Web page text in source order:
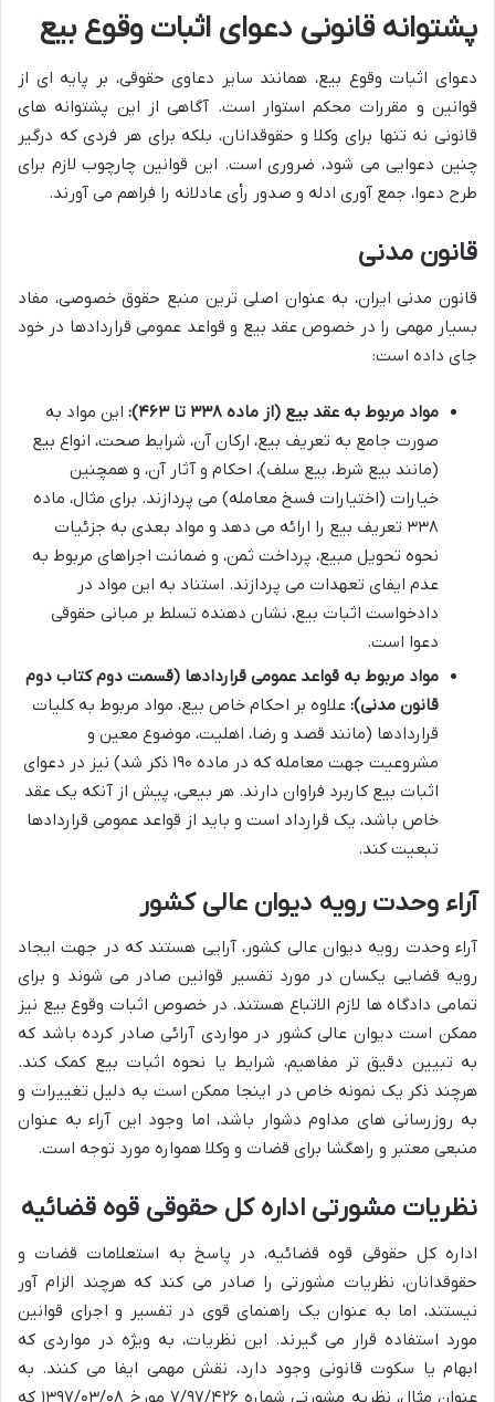
پشتوانه قانونی دعوای اثبات وقوع بیع
دعوای اثبات وقوع بیع، همانند سایر دعاوی حقوقی، بر پایه ای از
قوانین و مقررات محکم استوار است. آگاهی از این پشتوانه های
قانونی نه تنها برای وکلا و حقوقدانان، بلکه برای هر فردی که درگیر
چنین دعوایی می شود، ضروری است. این قوانین چارچوب لازم برای
طرح دعوا، جمع آوری ادله و صدور رأی عادلانه را فراهم می آورند.
قانون مدنی
قانون مدنی ایران، به عنوان اصلی ترین منبع حقوق خصوصی، مفاد
بسیار مهمی را در خصوص عقد بیع و قواعد عمومی قراردادها در خود
جای داده است:
مواد مربوط به عقد بیع (از ماده ۳۳۸ تا ۴۶۳):
این مواد به
صورت جامع به تعریف بیع، ارکان آن، شرایط صحت، انواع بیع
(مانند بیع شرط، بیع سلف)، احکام و آثار آن، و همچنین
خیارات (اختیارات فسخ معامله) می پردازند. برای مثال، ماده
۳۳۸ تعریف بیع را ارائه می دهد و مواد بعدی به جزئیات
نحوه تحویل مبیع، پرداخت ثمن، و ضمانت اجراهای مربوط به
عدم ایفای تعهدات می پردازند. استناد به این مواد در
دادخواست اثبات بیع، نشان دهنده تسلط بر مبانی حقوقی
دعوا است.
مواد مربوط به قواعد عمومی قراردادها (قسمت دوم کتاب دوم
قانون مدنی): علاوه بر احکام خاص بیع، مواد مربوط به کلیات
قراردادها (مانند قصد و رضا، اهلیت، موضوع معین و
مشروعیت جهت معامله که در ماده ۱۹۰ ذکر شد) نیز در دعوای
اثبات بیع کاربرد فراوان دارند. هر بیعی، پیش از آنکه یک عقد
خاص باشد، یک قرارداد است و باید از قواعد عمومی قراردادها
تبعیت کند.
آراء وحدت رویه دیوان عالی کشور
آراء وحدت رویه دیوان عالی کشور، آرایی هستند که در جهت ایجاد
رویه قضایی یکسان در مورد تفسیر قوانین صادر می شوند و برای
تمامی دادگاه ها لازم الاتباع هستند. در خصوص اثبات وقوع بیع نیز
ممکن است دیوان عالی کشور در مواردی آرائی صادر کرده باشد که
به تبیین دقیق تر مفاهیم، شرایط یا نحوه اثبات بیع کمک کند.
هرچند ذکر یک نمونه خاص در اینجا ممکن است به دلیل تغییرات و
به روزرسانی های مداوم دشوار باشد، اما وجود این آراء به عنوان
منبعی معتبر و راهگشا برای قضات و وکلا همواره مورد توجه است.
نظریات مشورتی اداره کل حقوقی قوه قضائیه
اداره کل حقوقی قوه قضائیه، در پاسخ به استعلامات قضات و
حقوقدانان، نظریات مشورتی را صادر می کند که هرچند الزام آور
نیستند، اما به عنوان یک راهنمای قوی در تفسیر و اجرای قوانین
مورد استفاده قرار می گیرند. این نظریات، به ویژه در مواردی که
ابهام یا سکوت قانونی وجود دارد، نقش مهمی ایفا می کنند. به
عنوان مثال، نظریه مشورتی شماره ۷/۹۷/۴۲۶ مورخ ۱۳۹۷/۰۳/۰۸ که